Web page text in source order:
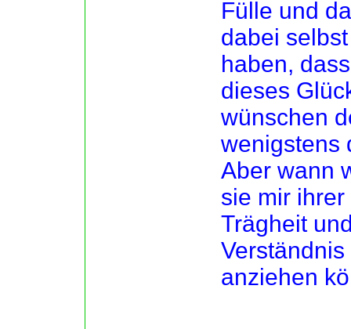
Fülle und
dabei
haben,
dieses
wünschen
wenigstens
Aber wann
sie mir
Trägheit
anziehen